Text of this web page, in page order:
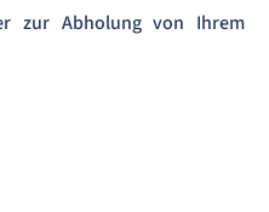
zur Abholung von Ihrem